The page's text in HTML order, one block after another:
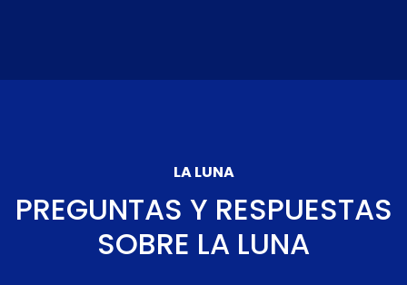
LA LUNA
PREGUNTAS Y RESPUESTAS
SOBRE LA LUNA